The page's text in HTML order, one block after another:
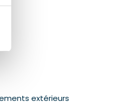
extérieurs